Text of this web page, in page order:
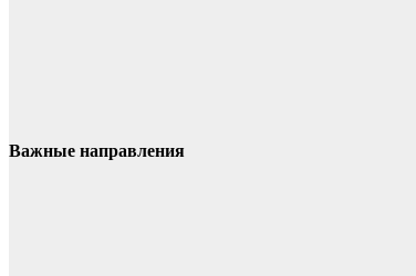
Важные направления